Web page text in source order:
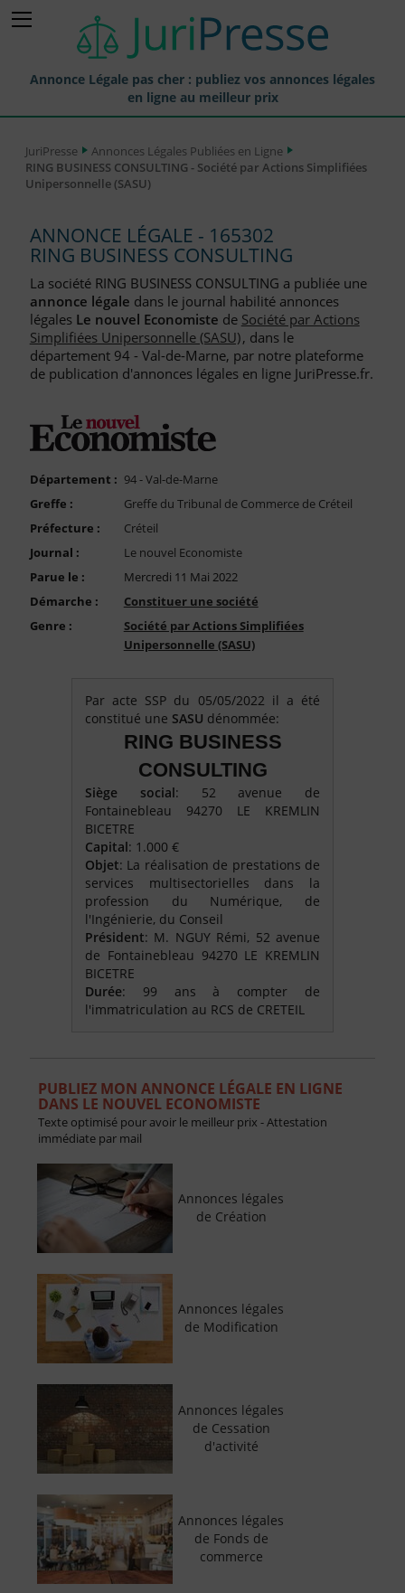
Annonce Légale pas cher : publiez vos annonces légales
en ligne au meilleur prix
Annonces Légales Publiées
Journaux Habilités (JAL) Annonces Légales
Liste des Greffes
Liste des CCI
Le Blog pour les Entreprises
Nous Contacter
Compte PRO
JuriPresse
Annonces Légales Publiées en Ligne
RING BUSINESS CONSULTING - Société par Actions Simplifiées
Unipersonnelle (SASU)
ANNONCE LÉGALE - 165302
RING BUSINESS CONSULTING
La société RING BUSINESS CONSULTING a publiée une
annonce légale dans le journal habilité annonces
légales Le nouvel Economiste de Société par Actions
Simplifiées Unipersonnelle (SASU), dans le
département 94 - Val-de-Marne, par notre plateforme
de publication d'annonces légales en ligne JuriPresse.fr.
Département : 94 - Val-de-Marne
Greffe :
Greffe du Tribunal de Commerce de Créteil
Préfecture :
Créteil
Journal :
Le nouvel Economiste
Parue le :
Mercredi 11 Mai 2022
Démarche :
Constituer une société
Genre :
Société par Actions Simplifiées
Unipersonnelle (SASU)
Par acte SSP du 05/05/2022 il a été
constitué une SASU dénommée:
RING BUSINESS
CONSULTING
Siège social: 52 avenue de
Fontainebleau 94270 LE KREMLIN
BICETRE
Capital: 1.000 €
Objet: La réalisation de prestations de
services multisectorielles dans la
profession du Numérique, de
l'Ingénierie, du Conseil
Président: M. NGUY Rémi, 52 avenue
de Fontainebleau 94270 LE KREMLIN
BICETRE
Durée: 99 ans à compter de
l'immatriculation au RCS de CRETEIL
PUBLIEZ MON ANNONCE LÉGALE EN LIGNE
DANS LE NOUVEL ECONOMISTE
Texte optimisé pour avoir le meilleur prix - Attestation
immédiate par mail
Annonces légales
de Création
Annonces légales
de Modification
Annonces légales
de Cessation
d'activité
Annonces légales
de Fonds de
commerce